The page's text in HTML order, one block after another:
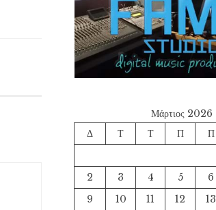
Μάρτιος 2026
Δ
Τ Τ Π Π
2
3 4 5 6
9
10 11 12 13